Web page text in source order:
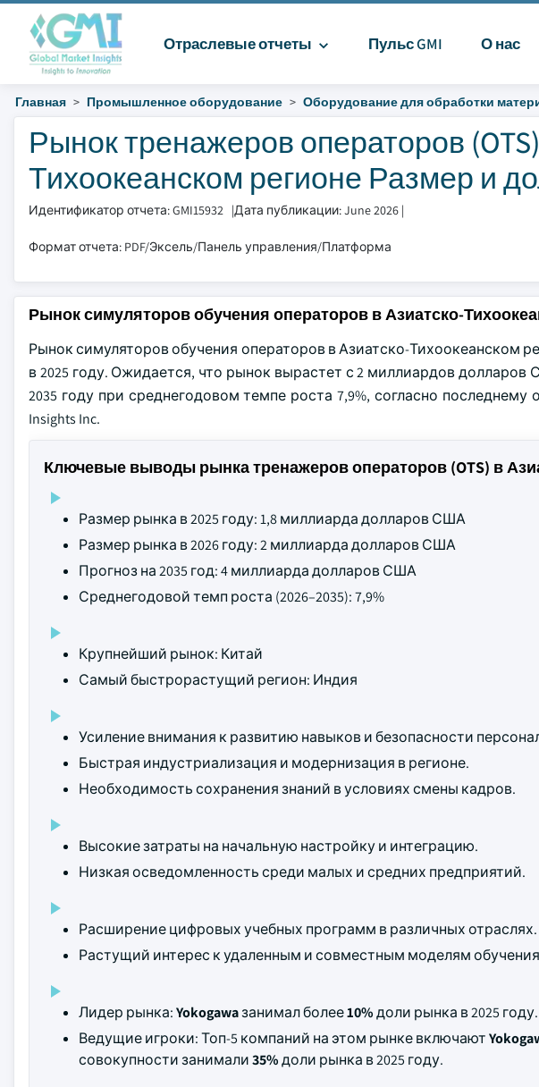
Отраслевые отчеты Пульс GMI О нас
Главная Промышленное оборудование Оборудование для обработки
Рынок тренажеров операторов
Тихоокеанском регионе Размер и
Идентификатор отчета: GMI15932 |Дата публикации: June 2026 |
Формат отчета: PDF/Эксель/Панель управления/Платформа
Рынок симуляторов обучения операторов в Азиатско-
Рынок симуляторов обучения операторов в Азиатско-Тихоокеанском
в 2025 году. Ожидается, что рынок вырастет с 2 миллиардов
2035 году при среднегодовом темпе роста 7,9%, согласно последнему
Insights Inc.
Ключевые выводы рынка тренажеров операторов (OTS) в
Размер рынка в 2025 году: 1,8 миллиарда долларов США
Размер рынка в 2026 году: 2 миллиарда долларов США
Прогноз на 2035 год: 4 миллиарда долларов США
Среднегодовой темп роста (2026–2035): 7,9%
Крупнейший рынок: Китай
Самый быстрорастущий регион: Индия
Усиление внимания к развитию навыков и безопасности
Быстрая индустриализация и модернизация в регионе.
Необходимость сохранения знаний в условиях смены кадров.
Высокие затраты на начальную настройку и интеграцию.
Низкая осведомленность среди малых и средних предприятий.
Расширение цифровых учебных программ в различных отраслях.
Растущий интерес к удаленным и совместным моделям
Лидер рынка:Yokogawaзанимал более10%доли рынка в 2025 году.
Ведущие игроки: Топ-5 компаний на этом рынке включают
совокупности занимали35%доли рынка в 2025 году.